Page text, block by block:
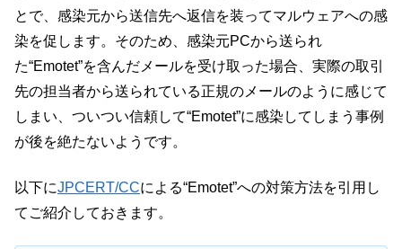
とで、感染元から送信先へ返信を装ってマルウェアへの感
染を促します。そのため、感染元PCから送られ
た“Emotet”を含んだメールを受け取った場合、実際の取引
先の担当者から送られている正規のメールのように感じて
しまい、ついつい信頼して“Emotet”に感染してしまう事例
が後を絶たないようです。
以下にJPCERT/CCによる“Emotet”への対策方法を引用し
てご紹介しておきます。